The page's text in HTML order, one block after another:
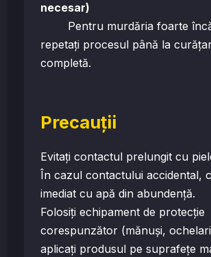
necesar)
Pentru murdăria foarte
repetați procesul până la
completă.
Precauții
Evitați contactul prelungit cu
În cazul contactului accidental,
imediat cu apă din abundență.
Folosiți echipament de protecție
corespunzător (mănuși,
aplicați produsul pe suprafețe